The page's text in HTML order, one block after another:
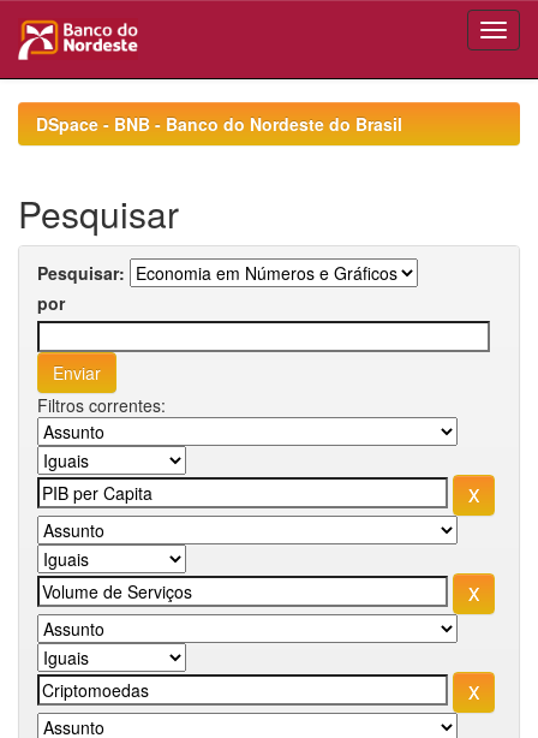
navigationDSpace - BNB - Banco do Nordeste do Brasil
Pesquisar
Pesquisar:
por
Filtros correntes: